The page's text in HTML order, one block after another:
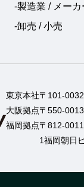
-製造業 / メーカ
-卸売 / 小売
東京本社〒101-
大阪拠点〒550-
福岡拠点〒812-
1福岡朝日